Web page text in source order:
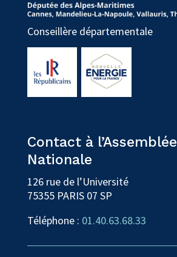
Conseillère départementale
Contact à l’Assemblée
Nationale
126 rue de l’Université
75355 PARIS 07 SP
Téléphone : 01.40.63.68.33